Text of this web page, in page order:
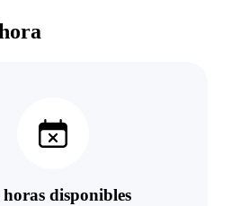
horas disponibles